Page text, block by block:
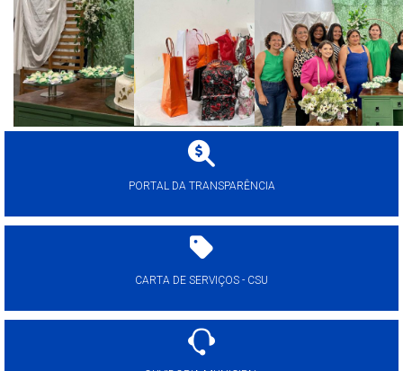
PORTAL DA TRANSPARÊNCIA
CARTA DE SERVIÇOS - CSU